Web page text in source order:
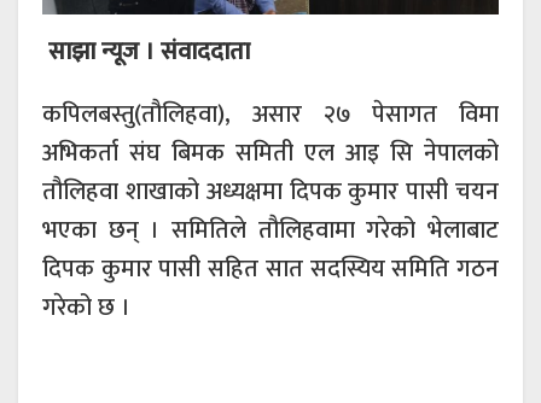
साझा न्यूज । संवाददाता
कपिलबस्तु(तौलिहवा), असार २७ पेसागत विमा
अभिकर्ता संघ बिमक समिती एल आइ सि नेपालको
तौलिहवा शाखाको अध्यक्षमा दिपक कुमार पासी चयन
भएका छन् । समितिले तौलिहवामा गरेको भेलाबाट
दिपक कुमार पासी सहित सात सदस्यिय समिति गठन
गरेको छ ।